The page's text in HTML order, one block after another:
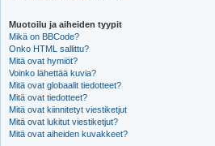
Muotoilu ja aiheiden tyypit
Mikä on BBCode?
Onko HTML sallittu?
Mitä ovat hymiöt?
Voinko lähettää kuvia?
Mitä ovat globaalit tiedotteet?
Mitä ovat tiedotteet?
Mitä ovat kiinnitetyt viestiketjut
Mitä ovat lukitut viestiketjut?
Mitä ovat aiheiden kuvakkeet?